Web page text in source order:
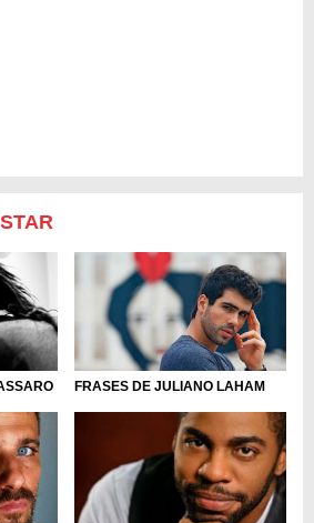
FRASES DE JULIANO LAHAM